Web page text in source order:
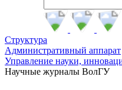
Структура
Административный аппарат
Управление науки,
Научные журналы ВолГУ